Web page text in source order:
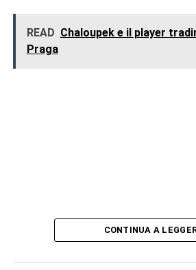
READ Chaloupek e il player
Praga
CONTINUA A